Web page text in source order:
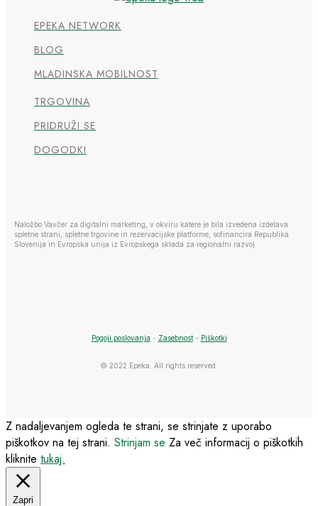
EPEKA NETWORK
BLOG
MLADINSKA MOBILNOST
TRGOVINA
PRIDRUŽI SE
DOGODKI
Naložbo Vavčer za digitalni marketing, v okviru katere je bila izvedena izdelava
spletne strani, spletne trgovine in rezervacijske platforme, sofinancira Republika
Slovenija in Evropska unija iz Evropskega sklada za regionalni razvoj.
Pogoji poslovanja - Zasebnost- Piškotki
© 2022 Epeka. All rights reserved.
Z nadaljevanjem ogleda te strani, se strinjate z uporabo
piškotkov na tej strani. Strinjam se Za več informacij o piškotkih
kliknite tukaj.
Zapri